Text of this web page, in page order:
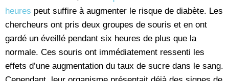
heures peut suffire à augmenter le risque de diabète. Les
chercheurs ont pris deux groupes de souris et en ont
gardé un éveillé pendant six heures de plus que la
normale. Ces souris ont immédiatement ressenti les
effets d’une augmentation du taux de sucre dans le sang.